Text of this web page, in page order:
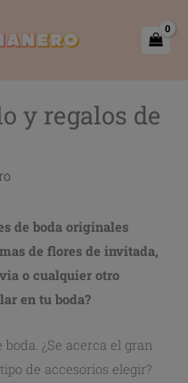
y regalos de
de boda originales
de flores de invitada,
o cualquier otro
en tu boda?
¿Se acerca el gran
de accesorios elegir?